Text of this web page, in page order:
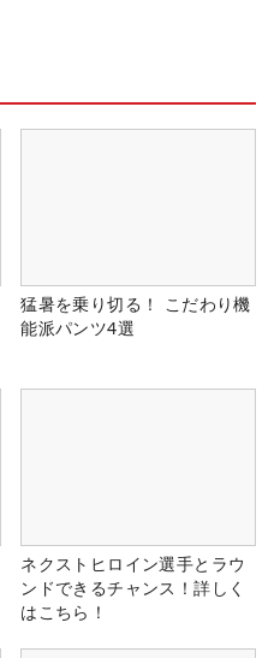
猛暑を乗り切る！ こだわり機
能派パンツ4選
ネクストヒロイン選手とラウ
ンドできるチャンス！詳しく
はこちら！